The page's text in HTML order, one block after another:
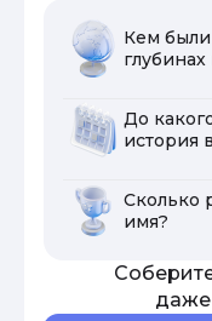
Кем
До
история
Сколько
имя?
даже